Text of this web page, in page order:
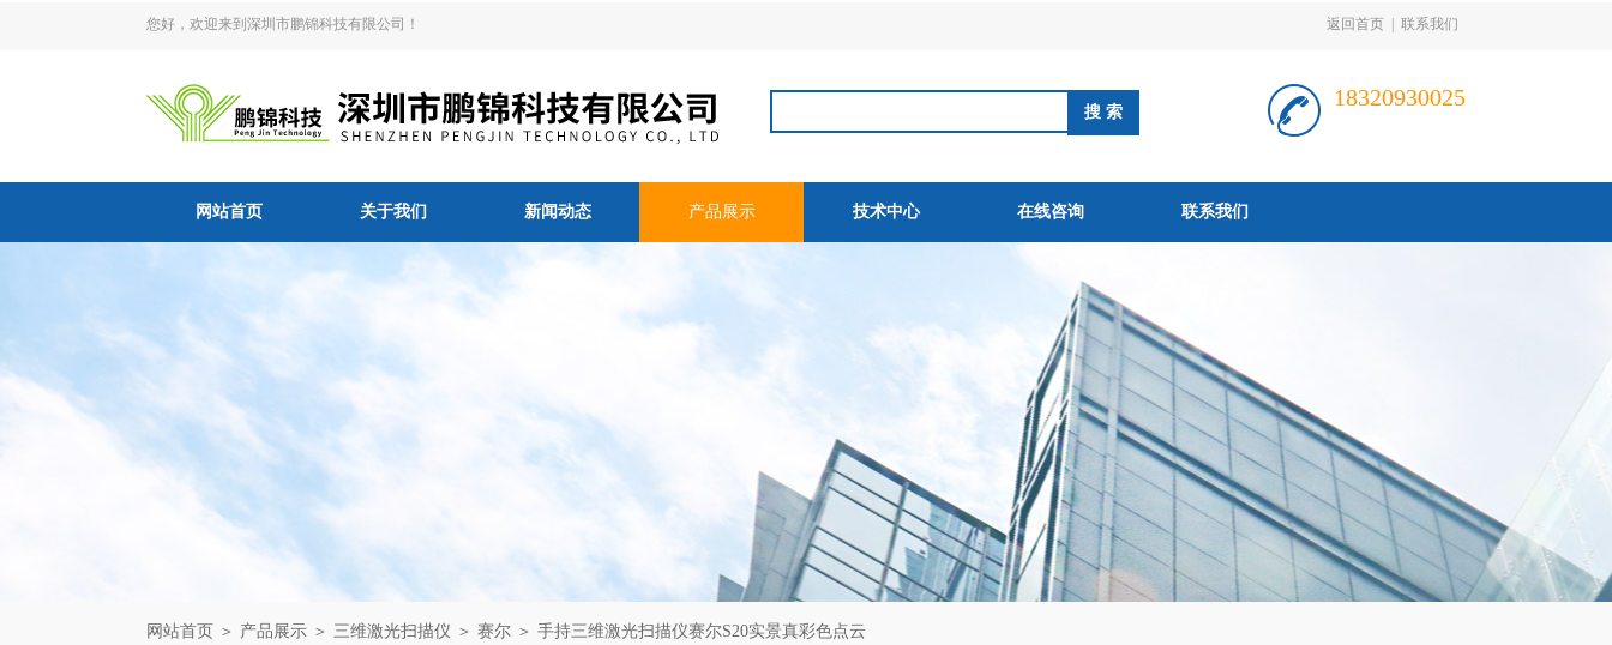
您好，欢迎来到深圳市鹏锦科技有限公司！ 返回首页 联系我们
18320930025
网站首页 关于我们 新闻动态 产品展示 技术中心 在线咨询 联系我们
网站首页 ＞ 产品展示 ＞ 三维激光扫描仪 ＞ 赛尔 ＞ 手持三维激光扫描仪赛尔S20实景真彩色点云